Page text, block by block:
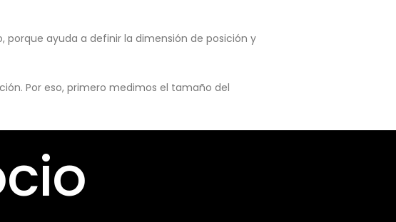
porque ayuda a definir la dimensión de posición y
Por eso, primero medimos el tamaño del